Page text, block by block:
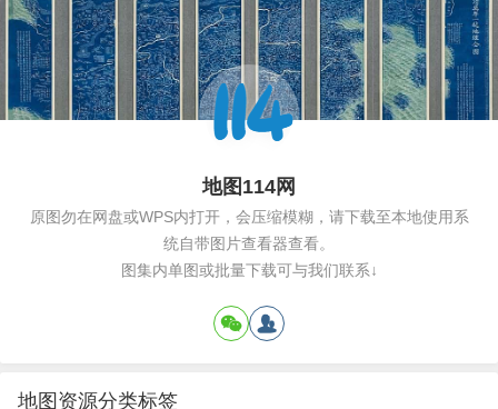
地图114网
原图勿在网盘或WPS内打开，会压缩模糊，请下载至本地使用系
统自带图片查看器查看。
图集内单图或批量下载可与我们联系↓
地图资源分类标签